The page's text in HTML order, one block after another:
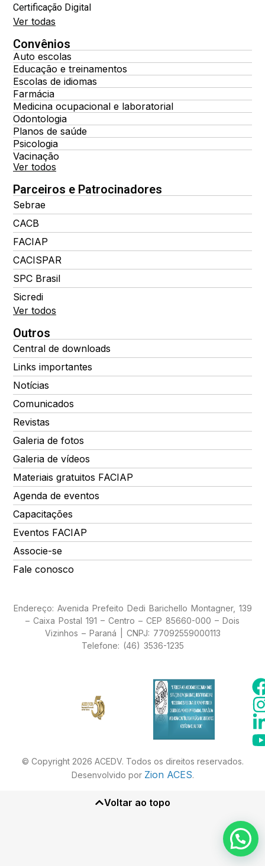
Certificação Digital
Ver todas
Convênios
Auto escolas
Educação e treinamentos
Escolas de idiomas
Farmácia
Medicina ocupacional e laboratorial
Odontologia
Planos de saúde
Psicologia
Vacinação
Ver todos
Parceiros e Patrocinadores
Sebrae
CACB
FACIAP
CACISPAR
SPC Brasil
Sicredi
Ver todos
Outros
Central de downloads
Links importantes
Notícias
Comunicados
Revistas
Galeria de fotos
Galeria de vídeos
Materiais gratuitos FACIAP
Agenda de eventos
Capacitações
Eventos FACIAP
Associe-se
Fale conosco
Endereço: Avenida Prefeito Dedi Barichello Montagner, 139
– Caixa Postal 191 – Centro – CEP 85660-000 – Dois
Vizinhos – Paraná | CNPJ: 77092559000113
Telefone: (46) 3536-1235
© Copyright 2026 ACEDV. Todos os direitos reservados.
Desenvolvido por Zion ACES.
Voltar ao topo